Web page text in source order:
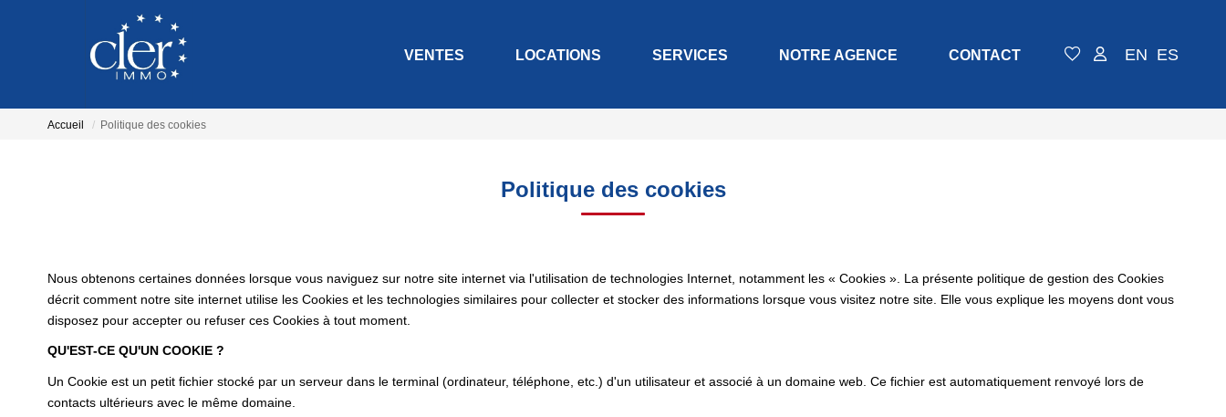
VENTES LOCATIONS SERVICES NOTRE AGENCE CONTACT EN ES
Accueil Politique des cookies
Politique des cookies
Nous obtenons certaines données lorsque vous naviguez sur notre site internet via l'utilisation de technologies Internet, notamment les « Cookies ». La présente politique de gestion des Cookies
décrit comment notre site internet utilise les Cookies et les technologies similaires pour collecter et stocker des informations lorsque vous visitez notre site. Elle vous explique les moyens dont vous
disposez pour accepter ou refuser ces Cookies à tout moment.
QU'EST-CE QU'UN COOKIE ?
Un Cookie est un petit fichier stocké par un serveur dans le terminal (ordinateur, téléphone, etc.) d'un utilisateur et associé à un domaine web. Ce fichier est automatiquement renvoyé lors de
contacts ultérieurs avec le même domaine.